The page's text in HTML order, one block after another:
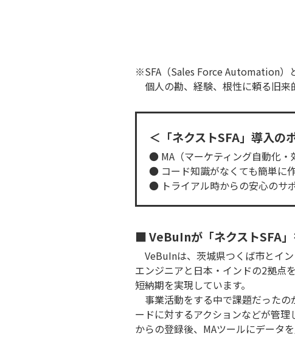
※SFA（Sales Force Automation）
個人の勘、経験、根性に頼る旧来
＜「ネクストSFA」導入の
● MA（マーケティング自動化・
● コード知識がなくても簡単に
● トライアル時からの安心のサ
■ VeBuInが「ネクストSFA
VeBuInは、茨城県つくば市とイ
エンジニアと日本・インドの2拠点
短納期を実現しています。
事業活動をする中で課題だったの
ードに対するアクションなどが管
からの登録後、MAツールにデータ